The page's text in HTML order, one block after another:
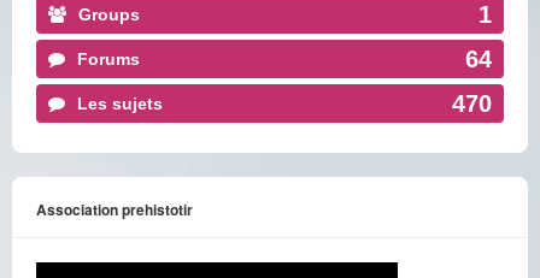
Groups 1
Forums 64
Les sujets 470
Association prehistotir